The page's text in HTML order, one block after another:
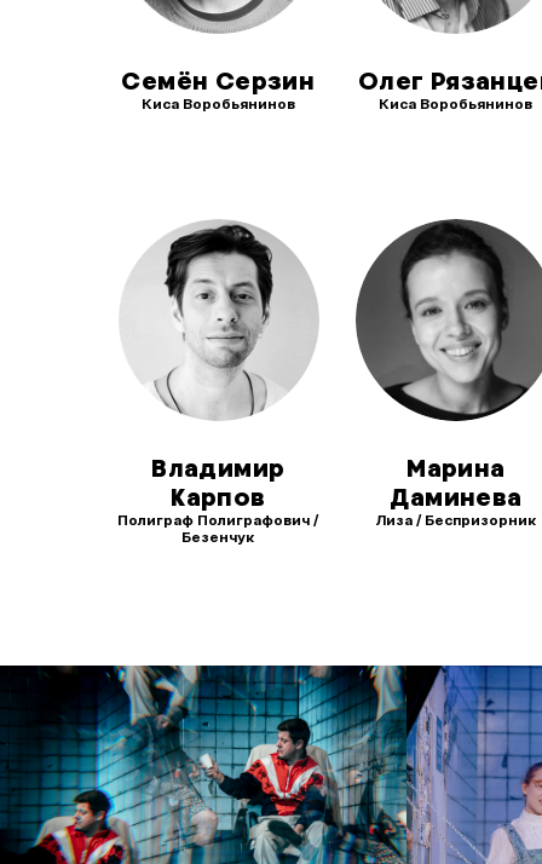
Семён Серзин
Киса Воробьянинов
Олег
Киса Воробьянинов
Владимир
Карпов
Полиграф Полиграфович /
Безенчук
Марина
Даминева
Лиза / Беспризорник